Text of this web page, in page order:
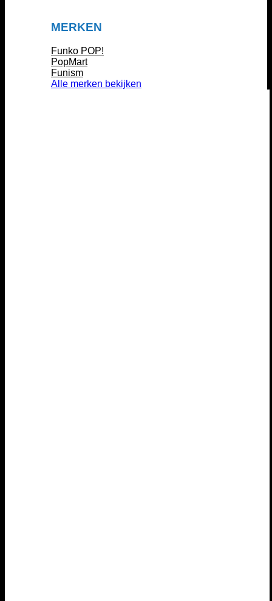
MERKEN
Funko POP!
PopMart
Funism
Alle merken bekijken